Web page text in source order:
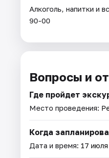
Алкоголь, напитки и
90-00
Вопросы и
Где пройдет
Место проведения:
Когда
Дата и время: 17